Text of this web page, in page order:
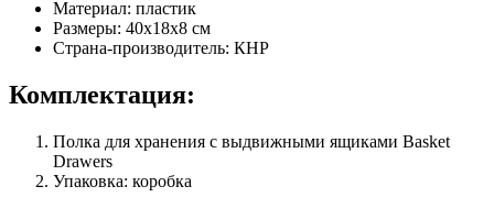
Материал: пластик
Размеры: 40х18х8 см
Страна-производитель: КНР
Комплектация:
Полка для хранения с выдвижными ящиками Basket
Drawers
Упаковка: коробка